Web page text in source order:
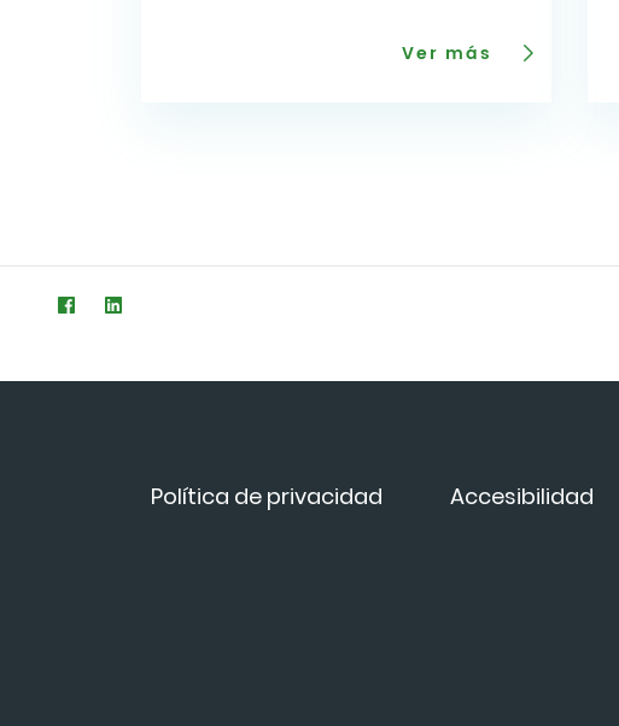
Ver más
Política de privacidad Accesibilidad